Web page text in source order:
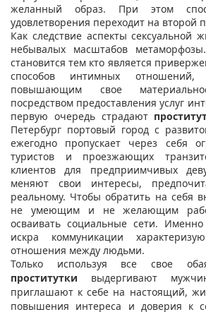
желанный образ. При этом
удовлетворения переходит на второй
Как следствие аспекты сексуальной
небывалых масштабов
становится тем кто является
способов интимных
повышающим свое
посредством предоставления услуг
первую очередь страдают
Петербург портовый город с
ежегодно пропускает через себя
туристов и проезжающих
клиентов для предприимчивых
меняют свои интересы,
реальному. Чтобы обратить на себя
не умеющим и не желающим
осваивать социальные сети. Именно
искра коммуникации
отношения между людьми.
Только используя все свое
проститутки выдергивают
приглашают к себе на настоящий,
повышения интереса и доверия к